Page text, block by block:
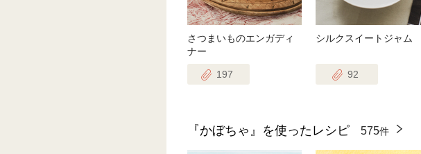
さつまいものエンガディ
ナー
197
シルクスイートジャム
92
『かぼちゃ』を使ったレシピ 575件